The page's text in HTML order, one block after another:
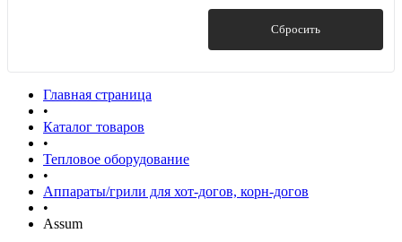
Сбросить
Главная страница
•
Каталог товаров
•
Тепловое оборудование
•
Аппараты/грили для хот-догов, корн-догов
•
Assum